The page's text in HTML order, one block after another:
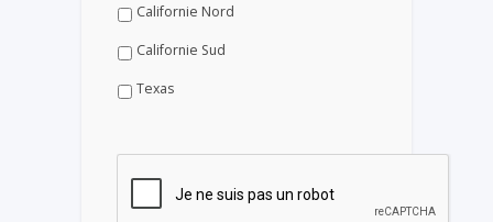
Californie Nord
Californie Sud
Texas